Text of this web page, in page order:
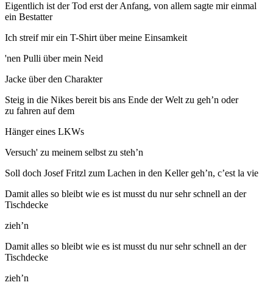
Eigentlich ist der Tod erst der Anfang, von allem sagte mir einmal
ein Bestatter
Ich streif mir ein T-Shirt über meine Einsamkeit
'nen Pulli über mein Neid
Jacke über den Charakter
Steig in die Nikes bereit bis ans Ende der Welt zu geh’n oder
zu fahren auf dem
Hänger eines LKWs
Versuch' zu meinem selbst zu steh’n
Soll doch Josef Fritzl zum Lachen in den Keller geh’n, c’est la vie
Damit alles so bleibt wie es ist musst du nur sehr schnell an der
Tischdecke
zieh’n
Damit alles so bleibt wie es ist musst du nur sehr schnell an der
Tischdecke
zieh’n